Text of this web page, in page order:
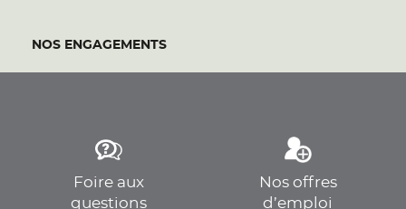
NOS ENGAGEMENTS
Foire aux
questions
Nos offres
d’emploi